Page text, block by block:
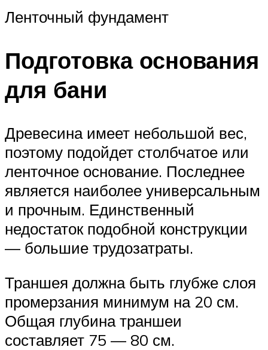
Ленточный фундамент
Подготовка основания
для бани
Древесина имеет небольшой вес,
поэтому подойдет столбчатое или
ленточное основание. Последнее
является наиболее универсальным
и прочным. Единственный
недостаток подобной конструкции
— большие трудозатраты.
Траншея должна быть глубже слоя
промерзания минимум на 20 см.
Общая глубина траншеи
составляет 75 — 80 см.